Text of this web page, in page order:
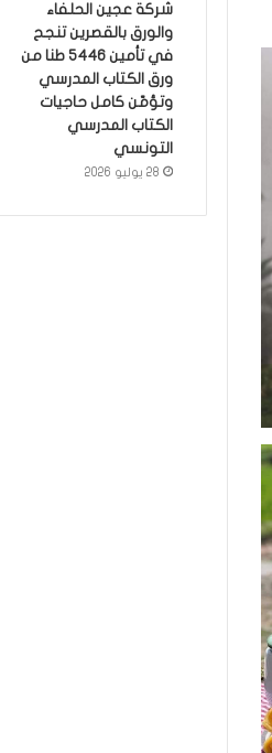
شركة عجين الحلفاء
والورق بالقصرين تنجح
في تأمين 5446 طنا من
ورق الكتاب المدرسي
وتؤمّن كامل حاجيات
الكتاب المدرسي
التونسي
28 يوليو 2026